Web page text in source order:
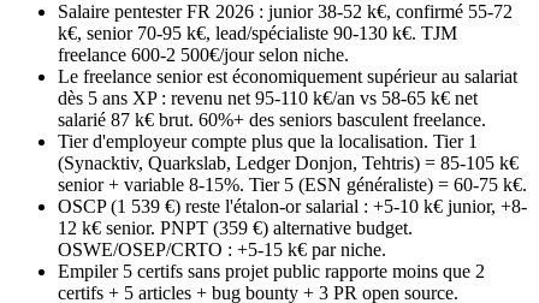
Salaire pentester FR 2026 : junior 38-52 k€, confirmé 55-72
k€, senior 70-95 k€, lead/spécialiste 90-130 k€. TJM
freelance 600-2 500€/jour selon niche.
Le freelance senior est économiquement supérieur au salariat
dès 5 ans XP : revenu net 95-110 k€/an vs 58-65 k€ net
salarié 87 k€ brut. 60%+ des seniors basculent freelance.
Tier d'employeur compte plus que la localisation. Tier 1
(Synacktiv, Quarkslab, Ledger Donjon, Tehtris) = 85-105 k€
senior + variable 8-15%. Tier 5 (ESN généraliste) = 60-75 k€.
OSCP (1 539 €) reste l'étalon-or salarial : +5-10 k€ junior, +8-
12 k€ senior. PNPT (359 €) alternative budget.
OSWE/OSEP/CRTO : +5-15 k€ par niche.
Empiler 5 certifs sans projet public rapporte moins que 2
certifs + 5 articles + bug bounty + 3 PR open source.